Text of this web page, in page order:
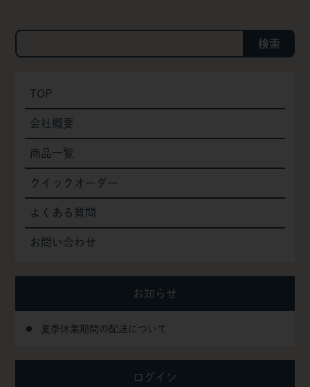
検索
TOP
会社概要
商品一覧
クイックオーダー
よくある質問
お問い合わせ
お知らせ
夏季休業期間の配送について
ログイン